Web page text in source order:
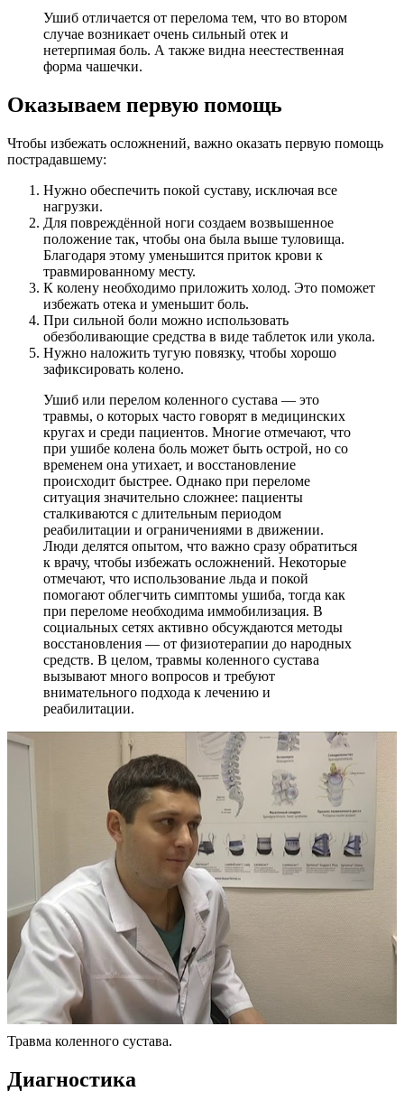
Ушиб отличается от перелома тем, что во втором
случае возникает очень сильный отек и
нетерпимая боль. А также видна неестественная
форма чашечки.
Оказываем первую помощь
Чтобы избежать осложнений, важно оказать первую помощь
пострадавшему:
Нужно обеспечить покой суставу, исключая все
нагрузки.
Для повреждённой ноги создаем возвышенное
положение так, чтобы она была выше туловища.
Благодаря этому уменьшится приток крови к
травмированному месту.
К колену необходимо приложить холод. Это поможет
избежать отека и уменьшит боль.
При сильной боли можно использовать
обезболивающие средства в виде таблеток или укола.
Нужно наложить тугую повязку, чтобы хорошо
зафиксировать колено.
Ушиб или перелом коленного сустава — это
травмы, о которых часто говорят в медицинских
кругах и среди пациентов. Многие отмечают, что
при ушибе колена боль может быть острой, но со
временем она утихает, и восстановление
происходит быстрее. Однако при переломе
ситуация значительно сложнее: пациенты
сталкиваются с длительным периодом
реабилитации и ограничениями в движении.
Люди делятся опытом, что важно сразу обратиться
к врачу, чтобы избежать осложнений. Некоторые
отмечают, что использование льда и покой
помогают облегчить симптомы ушиба, тогда как
при переломе необходима иммобилизация. В
социальных сетях активно обсуждаются методы
восстановления — от физиотерапии до народных
средств. В целом, травмы коленного сустава
вызывают много вопросов и требуют
внимательного подхода к лечению и
реабилитации.
Травма коленного сустава.
Диагностика